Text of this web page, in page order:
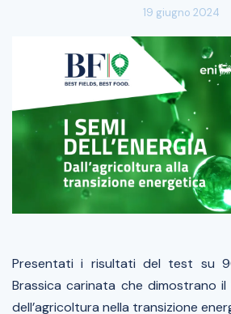
19 giugno 2024
Presentati i risultati del test su
Brassica carinata che dimostrano
dell’agricoltura nella transizione